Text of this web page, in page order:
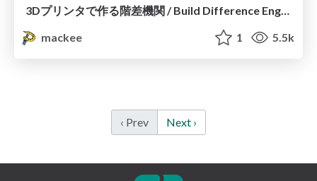
3Dプリンタで作る階差機関 / Build Difference Engine by 3D Printer
mackee
1 5.5k
‹ Prev Next ›